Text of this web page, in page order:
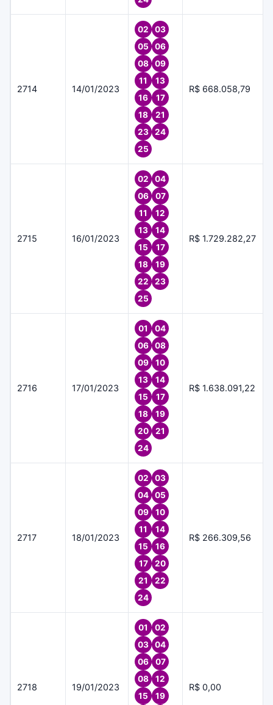
2714 14/01/2023
02
03
05
06
08
09
11
13
16
17
18
21
23
24
25
R$ 668.058,79
2715 16/01/2023
02
04
06
07
11
12
13
14
15
17
18
19
22
23
25
R$ 1.729.282,27
2716 17/01/2023
01
04
06
08
09
10
13
14
15
17
18
19
20
21
24
R$ 1.638.091,22
2717 18/01/2023
02
03
04
05
09
10
11
14
15
16
17
20
21
22
24
R$ 266.309,56
2718 19/01/2023
01
02
03
04
06
07
08
12
15
19
R$ 0,00